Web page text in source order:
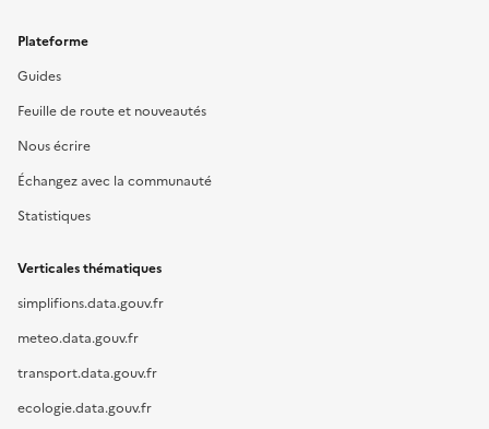
Plateforme
Guides
Feuille de route et nouveautés
Nous écrire
Échangez avec la communauté
Statistiques
Verticales thématiques
simplifions.data.gouv.fr
meteo.data.gouv.fr
transport.data.gouv.fr
ecologie.data.gouv.fr